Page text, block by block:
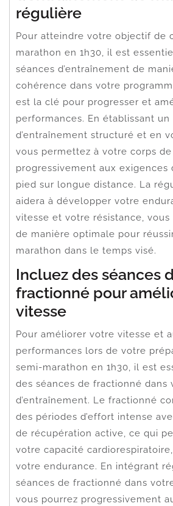
régulière
Pour atteindre votre objectif de
marathon en 1h30, il est
séances d’entraînement de
cohérence dans votre
est la clé pour progresser et
performances. En établissant
d’entraînement structuré et en
vous permettez à votre corps de
progressivement aux exigences
pied sur longue distance. La
aidera à développer votre
vitesse et votre résistance, vous
de manière optimale pour
marathon dans le temps visé.
Incluez des séances
fractionné pour
vitesse
Pour améliorer votre vitesse et
performances lors de votre
semi-marathon en 1h30, il est
des séances de fractionné dans
d’entraînement. Le fractionné
des périodes d’effort intense
de récupération active, ce qui
votre capacité
votre endurance. En intégrant
séances de fractionné dans
vous pourrez progressivement